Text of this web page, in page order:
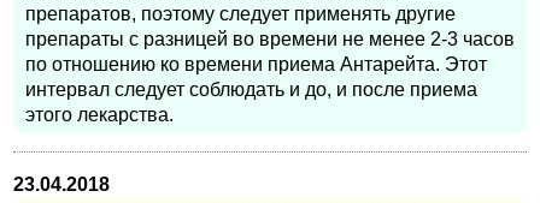
препаратов, поэтому следует применять другие
препараты с разницей во времени не менее 2-3 часов
по отношению ко времени приема Антарейта. Этот
интервал следует соблюдать и до, и после приема
этого лекарства.
23.04.2018